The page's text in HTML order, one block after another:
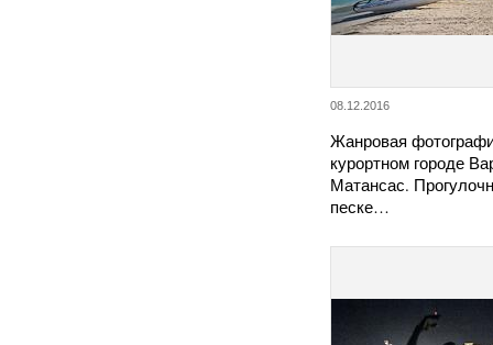
08.12.2016
Жанровая
курортном городе
Матансас.
песке…